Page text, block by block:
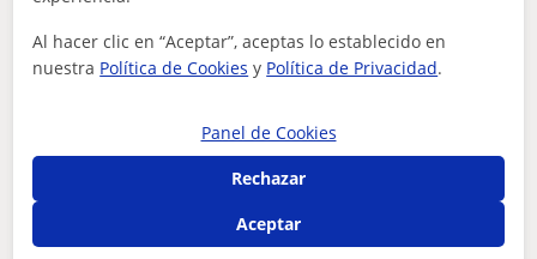
Derecho
CLASES DERECHO, BIODERECHO
ABOGADA Y BIOETICA
MASTER EN FORMACIÓN DE PROFESORADO, MASTER
Al hacer clic en “Aceptar”, aceptas lo establecido en
nuestra Política de Cookies y Política de Privacidad.
Panel de Cookies
Rechazar
Aceptar